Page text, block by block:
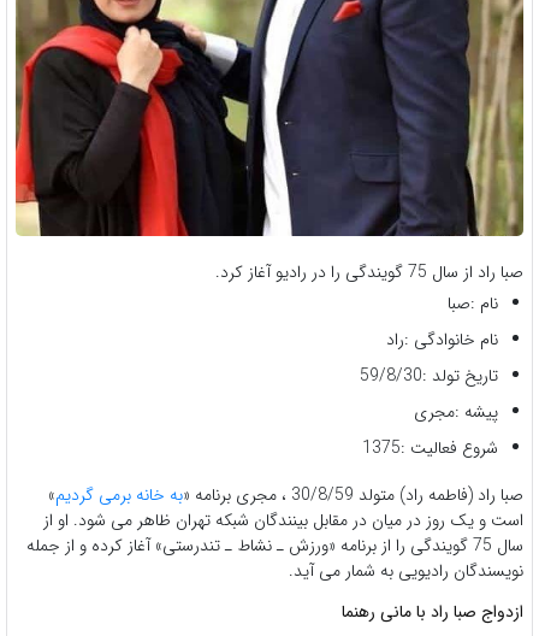
صبا راد از سال 75 گویندگی را در رادیو آغاز کرد.
نام :صبا
نام خانوادگی :راد
تاریخ تولد :59/8/30
پیشه :مجری
شروع فعالیت :1375
صبا راد (فاطمه راد) متولد 30/8/59 ، مجری برنامه «
به خانه برمی گردیم»
است و یک روز در میان در مقابل بینندگان شبکه تهران ظاهر می شود. او از
سال 75 گویندگی را از برنامه «ورزش ـ نشاط ـ تندرستی» آغاز کرده و از جمله
نویسندگان رادیویی به شمار می آید.
ازدواج صبا راد با مانی رهنما